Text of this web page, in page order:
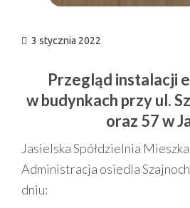
3 stycznia 2022
Przegląd instalacji
w budynkach przy ul.
oraz 57 w
Jasielska Spółdzielnia
Administracja osiedla
dniu: